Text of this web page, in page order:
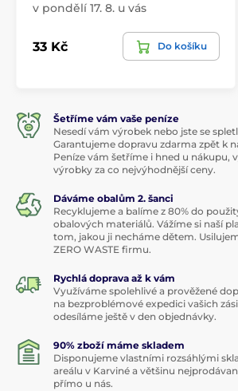
v pondělí 17. 8. u vás
33 Kč Do košíku
Šetříme vám vaše peníze
Nesedí vám výrobek nebo jste se
Garantujeme dopravu zdarma zpět k
Peníze vám šetříme i hned u nákupu,
výrobky za co nejvýhodnější ceny.
Dáváme obalům 2. šanci
Recyklujeme a balíme z 80% do
obalových materiálů. Vážíme si naší
tom, jakou ji necháme dětem.
ZERO WASTE firmu.
Rychlá doprava až k vám
Využíváme spolehlivé a prověžené
na bezproblémové expedici vašich
odesíláme ještě v den objednávky.
90% zboží máme skladem
Disponujeme vlastními rozsáhlými
areálu v Karviné a většinu
přímo u nás.